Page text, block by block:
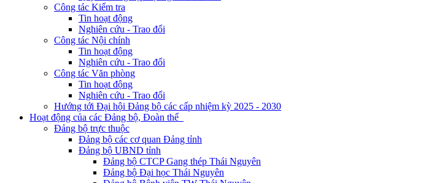
Công tác Kiểm tra
Tin hoạt động
Nghiên cứu - Trao đổi
Công tác Nội chính
Tin hoạt động
Nghiên cứu - Trao đổi
Công tác Văn phòng
Tin hoạt động
Nghiên cứu - Trao đổi
Hướng tới Đại hội Đảng bộ các cấp nhiệm kỳ 2025 - 2030
Hoạt động của các Đảng bộ, Đoàn thể
Đảng bộ trực thuộc
Đảng bộ các cơ quan Đảng tỉnh
Đảng bộ UBND tỉnh
Đảng bộ CTCP Gang thép Thái Nguyên
Đảng bộ Đại học Thái Nguyên